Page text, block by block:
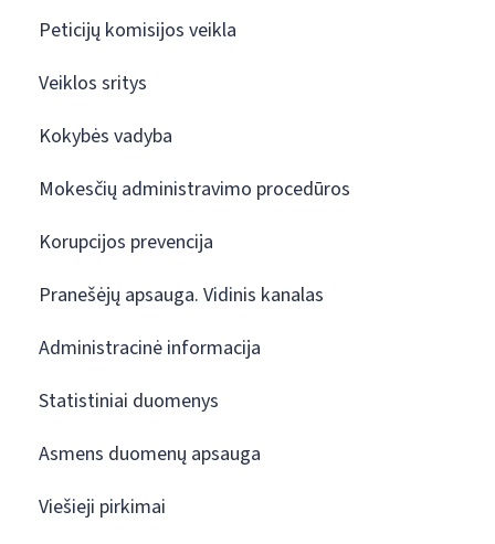
Peticijų komisijos veikla
Veiklos sritys
Kokybės vadyba
Mokesčių administravimo procedūros
Korupcijos prevencija
Pranešėjų apsauga. Vidinis kanalas
Administracinė informacija
Statistiniai duomenys
Asmens duomenų apsauga
Viešieji pirkimai